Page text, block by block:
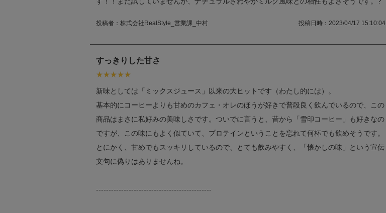
投稿者： 株式会社RealStyle_営業課_中村 投稿日時：2023/04/17 15:10:04
すっきりした甘さ
新味としては「ミックスジュース」以来の大ヒットです（わたし的には）。
基本的にコーヒーよりも甘めのカフェ・オレのほうが好きで普段良く飲んでいるので、この
商品はまさに私好みの美味しさです。ついでに言うと、昔から「雪印コーヒー」も好きなの
ですが、この味にもよく似ていて、プロテインということを忘れて何杯でも飲めそうです。
とにかく、甘めでもスッキリしているので、とても飲みやすく、「懐かしの味」という宣伝
文句に偽りはありませんね。
----------------------------------------------